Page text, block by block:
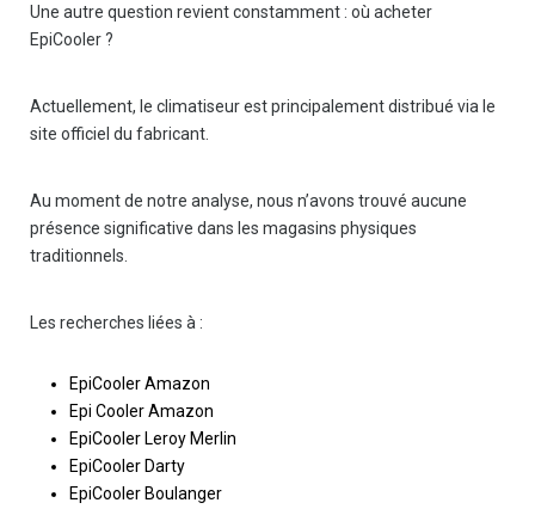
Une autre question revient constamment : où acheter
EpiCooler ?
Actuellement, le climatiseur est principalement distribué via le
site officiel du fabricant.
Au moment de notre analyse, nous n’avons trouvé aucune
présence significative dans les magasins physiques
traditionnels.
Les recherches liées à :
EpiCooler Amazon
Epi Cooler Amazon
EpiCooler Leroy Merlin
EpiCooler Darty
EpiCooler Boulanger